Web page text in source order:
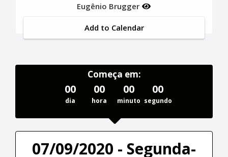
Eugênio Brugger
Add to Calendar
Começa em:
00
dia
00
hora
00
minuto
00
segundo
07/09/2020 - Segunda-